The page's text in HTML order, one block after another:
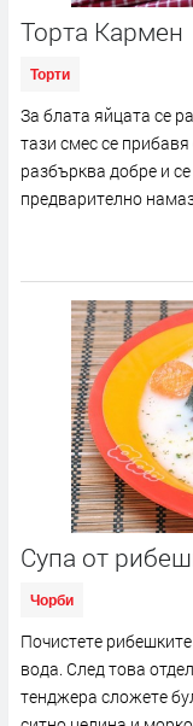
Торта Кармен
Торти
За блата яйцата се
тази смес се
разбърква добре и
предварително
Супа от
Чорби
Почистете
вода. След това
тенджера сложете